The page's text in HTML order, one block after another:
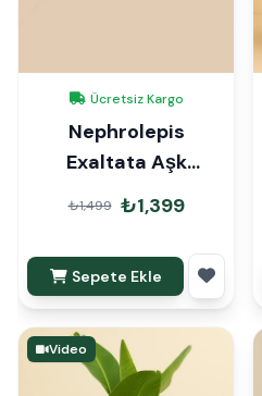
Ücretsiz Kargo
Nephrolepis
Exaltata Aşk
Merdiveni Askılı
₺1,499 ₺1,399
Sepete Ekle
Video